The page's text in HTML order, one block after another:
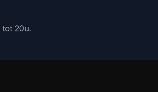
tot 20u.